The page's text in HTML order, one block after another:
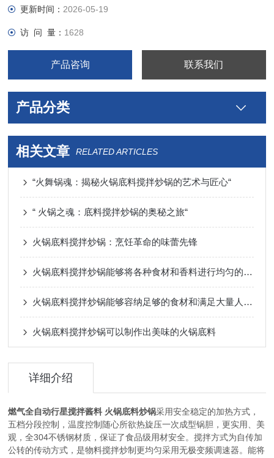
更新时间： 2026-05-19
访 问 量： 1628
产品咨询 联系我们
产品分类
相关文章 RELATED ARTICLES
“火舞锅魂：揭秘火锅底料搅拌炒锅的艺术与匠心“
“ 火锅之魂：底料搅拌炒锅的奥秘之旅“
火锅底料搅拌炒锅：烹饪革命的味蕾先锋
火锅底料搅拌炒锅能够将各种食材和香料进行均匀的搅拌和炒制
火锅底料搅拌炒锅能够容纳足够的食材和满足大量人群的需求
火锅底料搅拌炒锅可以制作出美味的火锅底料
详细介绍
燃气全自动行星搅拌酱料 火锅底料炒锅采用安全稳定的加热方式，
五档分段控制，温度控制随心所欲热旋压一次成型锅胆，更实用、美
观，全304不锈钢材质，保证了食品级用材安全。搅拌方式为自传加
公转的传动方式，是物料搅拌炒制更均匀采用无极变频调速器。能将